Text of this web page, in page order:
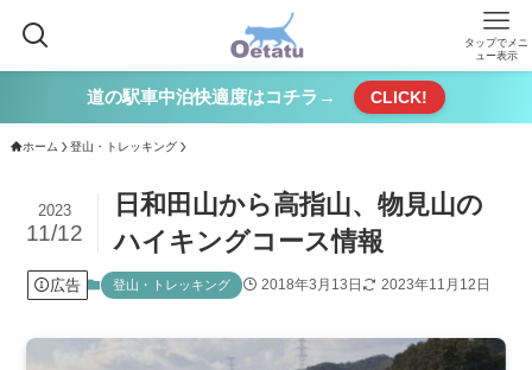
タップでメニ
ュー表示
道の駅車中泊快適度はコチラ→ CLICK!
ホーム 登山・トレッキング
日和田山から高指山、物見山の
ハイキングコース情報
2023
11/12
広告 登山・トレッキング 2018年3月13日 2023年11月12日